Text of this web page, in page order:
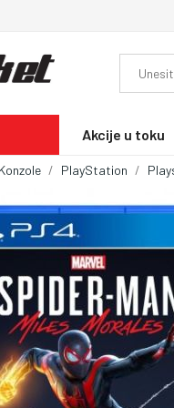
Akcije u toku
Konzole PlayStation